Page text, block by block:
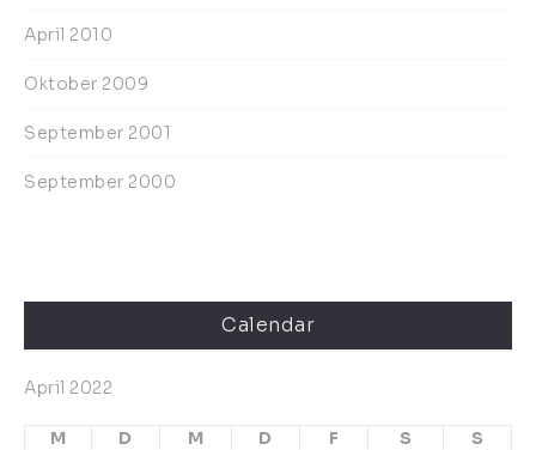
April 2010
Oktober 2009
September 2001
September 2000
Calendar
April 2022
M D M D F S
S